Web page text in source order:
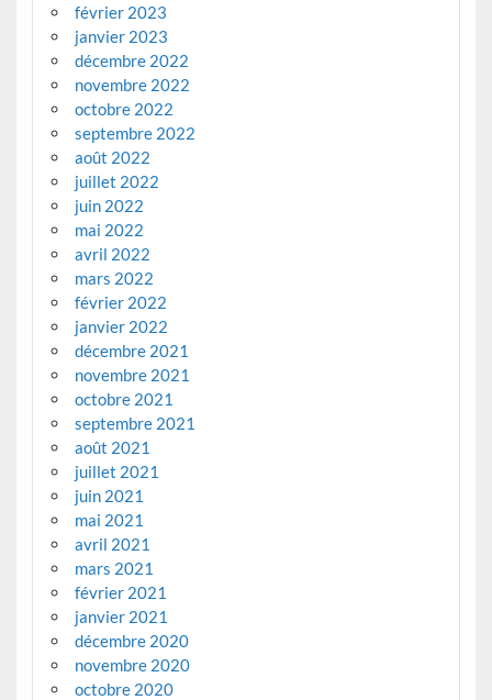
février 2023
janvier 2023
décembre 2022
novembre 2022
octobre 2022
septembre 2022
août 2022
juillet 2022
juin 2022
mai 2022
avril 2022
mars 2022
février 2022
janvier 2022
décembre 2021
novembre 2021
octobre 2021
septembre 2021
août 2021
juillet 2021
juin 2021
mai 2021
avril 2021
mars 2021
février 2021
janvier 2021
décembre 2020
novembre 2020
octobre 2020